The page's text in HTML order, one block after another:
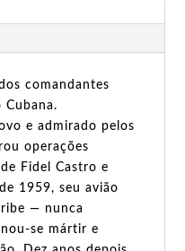
comandantes
Cubana.
e admirado pelos
operações
Fidel Castro e
1959, seu avião
— nunca
se mártir e